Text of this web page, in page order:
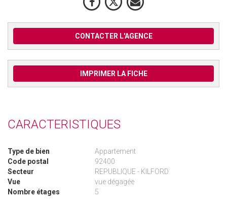
CONTACTER L'AGENCE
IMPRIMER LA FICHE
CARACTERISTIQUES
Type de bien
Appartement
Code postal
92400
Secteur
REPUBLIQUE - KILFORD
Vue
vue dégagée
Nombre étages
5